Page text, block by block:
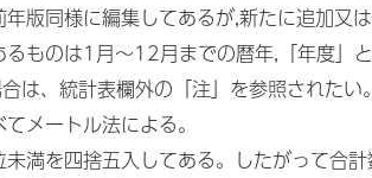
版同様に編集してあるが,新たに追加又
ものは1月～12月までの暦年,「年度」
は、統計表欄外の「注」を参照されたい。
メートル法による。
満を四捨五入してある。したがって合